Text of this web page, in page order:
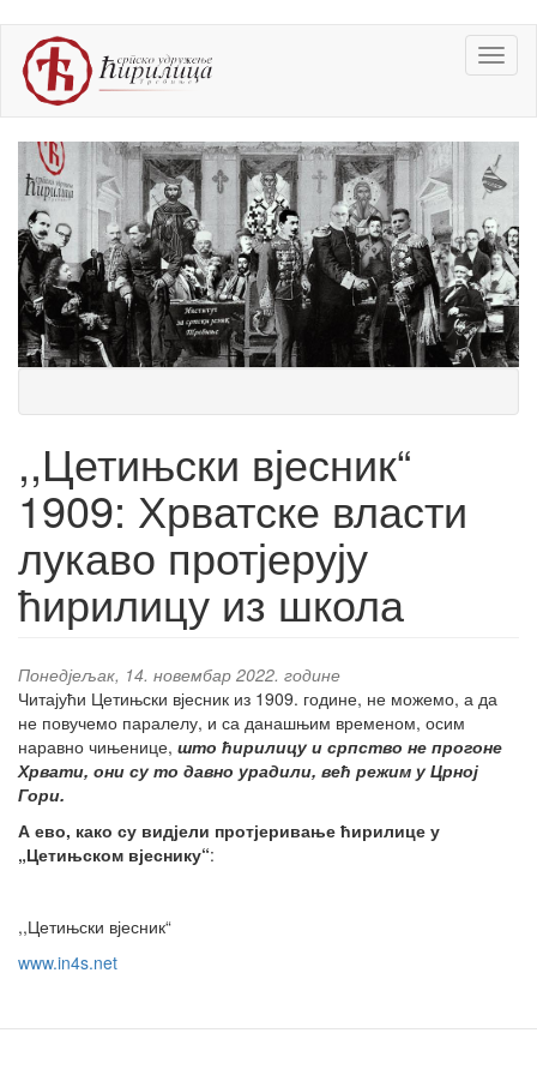
main
content
,,Цетињски вјесник“
1909: Хрватске власти
лукаво протјерују
ћирилицу из школа
Понедјељак, 14. новембар 2022. године
Читајући Цетињски вјесник из 1909. године, не можемо, а да
не повучемо паралелу, и са данашњим временом, осим
наравно чињенице, што ћирилицу и српство не прогоне
Хрвати, они су то давно урадили, већ режим у Црној
Гори.
А ево, како су видјели протјеривање ћирилице у
„Цетињском вјеснику“:
,,Цетињски вјесник“
www.in4s.net